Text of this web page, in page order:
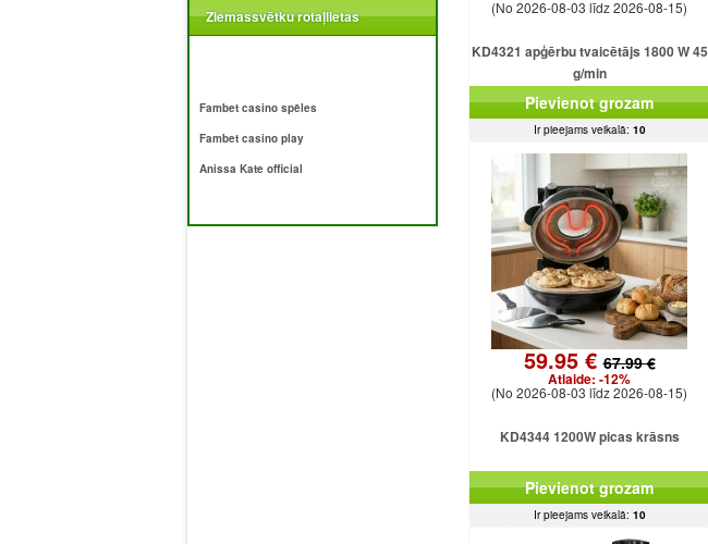
Ziemassvētku rotaļlietas
Fambet casino spēles
Fambet casino play
Anissa Kate official
(No 2026-08-03 līdz 2026-08-15)
KD4321 apģērbu tvaicētājs 1800 W 45
g/min
Pievienot grozam
Ir pieejams veikalā: 10
59.95 €67.99 €
Atlaide: -12%
(No 2026-08-03 līdz 2026-08-15)
KD4344 1200W picas krāsns
Pievienot grozam
Ir pieejams veikalā: 10